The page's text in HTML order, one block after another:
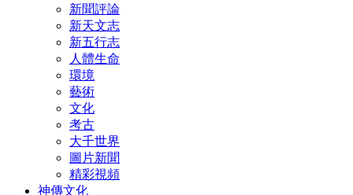
新聞評論
新天文志
新五行志
人體生命
環境
藝術
文化
考古
大千世界
圖片新聞
精彩視頻
神傳文化